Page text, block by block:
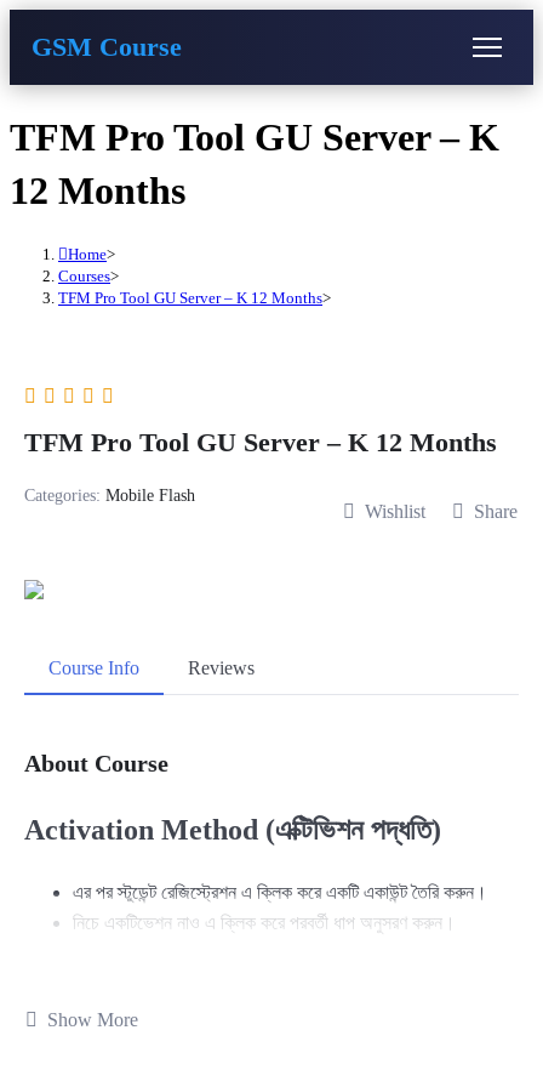
GSM Course
Skip
TFM Pro Tool GU Server – K
12 Months
Home>
Courses>
TFM Pro Tool GU Server – K 12 Months>
TFM Pro Tool GU Server – K 12 Months
Categories: Mobile Flash
Wishlist Share
Course Info Reviews
About Course
Activation Method (এক্টিভিশন পদ্ধতি)
এর পর স্টুডেন্ট রেজিস্ট্রেশন এ ক্লিক করে একটি একাউন্ট তৈরি করুন।
নিচে একটিভেশন নাও এ ক্লিক করে পরবর্তী ধাপ অনুসরণ করুন।
Activation: কম খরচে 1 বছরের মোবাইল সার্ভিসিং
Show More